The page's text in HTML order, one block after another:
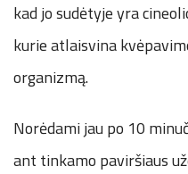
kad jo sudėtyje yra
kurie atlaisvina
organizmą.
Norėdami jau po 10
ant tinkamo paviršiaus